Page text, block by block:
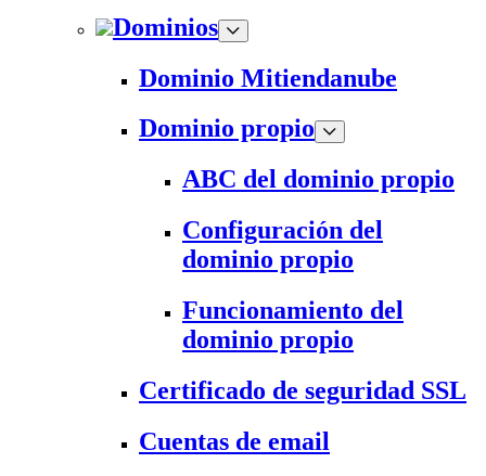
Dominios
Dominio Mitiendanube
Dominio propio
ABC del dominio propio
Configuración del
dominio propio
Funcionamiento del
dominio propio
Certificado de seguridad SSL
Cuentas de email